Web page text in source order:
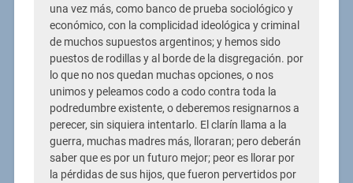
una vez más, como banco de prueba sociológico y
económico, con la complicidad ideológica y criminal
de muchos supuestos argentinos; y hemos sido
puestos de rodillas y al borde de la disgregación. por
lo que no nos quedan muchas opciones, o nos
unimos y peleamos codo a codo contra toda la
podredumbre existente, o deberemos resignarnos a
perecer, sin siquiera intentarlo. El clarín llama a la
guerra, muchas madres más, lloraran; pero deberán
saber que es por un futuro mejor; peor es llorar por
la pérdidas de sus hijos, que fueron pervertidos por